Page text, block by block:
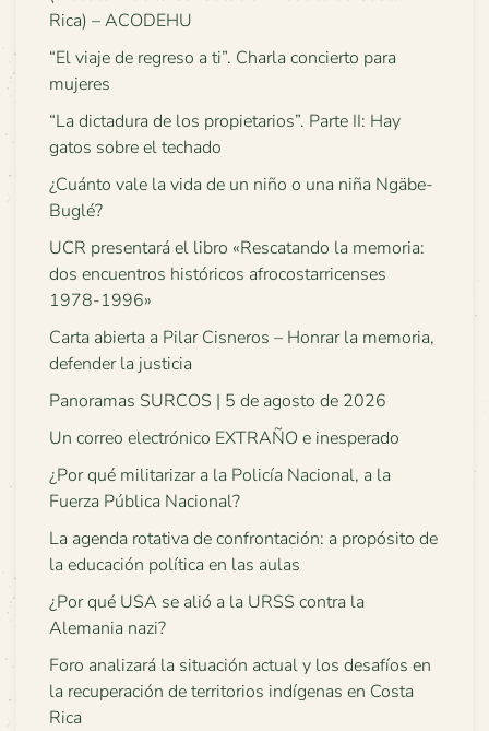
Rica) – ACODEHU
“El viaje de regreso a ti”. Charla concierto para
mujeres
“La dictadura de los propietarios”. Parte II: Hay
gatos sobre el techado
¿Cuánto vale la vida de un niño o una niña Ngäbe-
Buglé?
UCR presentará el libro «Rescatando la memoria:
dos encuentros históricos afrocostarricenses
1978-1996»
Carta abierta a Pilar Cisneros – Honrar la memoria,
defender la justicia
Panoramas SURCOS | 5 de agosto de 2026
Un correo electrónico EXTRAÑO e inesperado
¿Por qué militarizar a la Policía Nacional, a la
Fuerza Pública Nacional?
La agenda rotativa de confrontación: a propósito de
la educación política en las aulas
¿Por qué USA se alió a la URSS contra la
Alemania nazi?
Foro analizará la situación actual y los desafíos en
la recuperación de territorios indígenas en Costa
Rica